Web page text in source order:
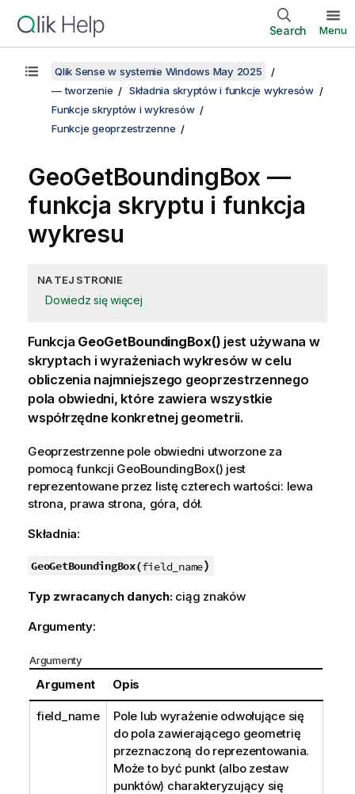
Search Menu
Qlik Sense w systemie Windows May 2025
— tworzenie
Składnia skryptów i funkcje wykresów
Funkcje skryptów i wykresów
Funkcje geoprzestrzenne
GeoGetBoundingBox —
funkcja skryptu i funkcja
wykresu
NA TEJ STRONIE
Dowiedz się więcej
Funkcja GeoGetBoundingBox() jest używana w
skryptach i wyrażeniach wykresów w celu
obliczenia najmniejszego geoprzestrzennego
pola obwiedni, które zawiera wszystkie
współrzędne konkretnej geometrii.
Geoprzestrzenne pole obwiedni utworzone za
pomocą funkcji GeoBoundingBox() jest
reprezentowane przez listę czterech wartości: lewa
strona, prawa strona, góra, dół.
Składnia:
GeoGetBoundingBox(field_name)
Typ zwracanych danych: ciąg znaków
Argumenty:
Argumenty
Argument Opis
field_name
Pole lub wyrażenie odwołujące się
do pola zawierającego geometrię
przeznaczoną do reprezentowania.
Może to być punkt (albo zestaw
punktów) charakteryzujący się